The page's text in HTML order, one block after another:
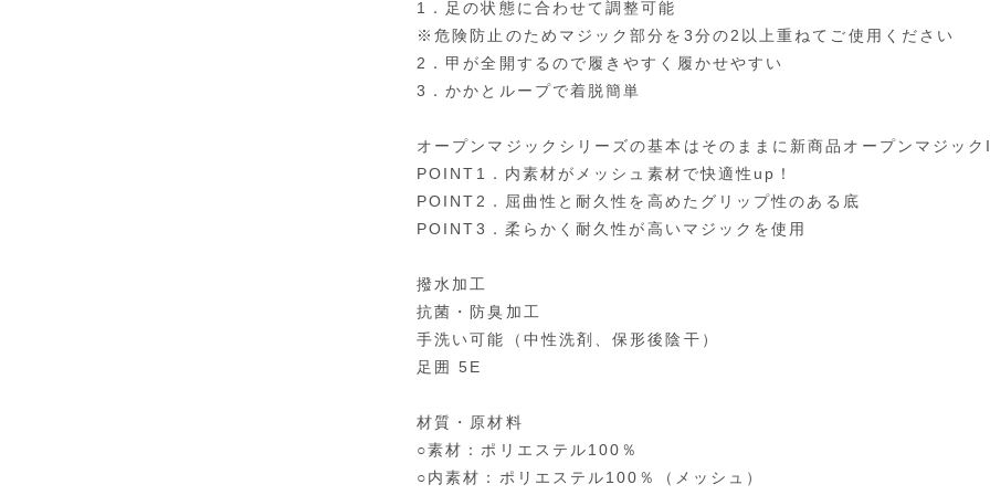
1．足の状態に合わせて調整可能
※危険防止のためマジック部分を3分の2以上重ねてご使用ください
2．甲が全開するので履きやすく履かせやすい
3．かかとループで着脱簡単
オープンマジックシリーズの基本はそのままに新商品オープンマジッ
POINT1．内素材がメッシュ素材で快適性up！
POINT2．屈曲性と耐久性を高めたグリップ性のある底
POINT3．柔らかく耐久性が高いマジックを使用
撥水加工
抗菌・防臭加工
手洗い可能（中性洗剤、保形後陰干）
足囲 5E
材質・原材料
○素材：ポリエステル100％
○内素材：ポリエステル100％（メッシュ）